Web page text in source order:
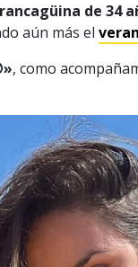
de 34
aún más el
, como